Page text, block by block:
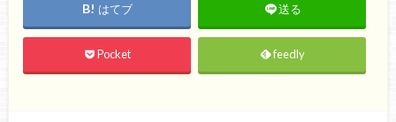
はてブ 送る
Pocket feedly